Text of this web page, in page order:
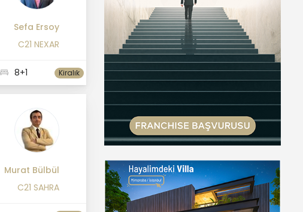
Sefa Ersoy
C21 NEXAR
8+1 Kiralık
Murat Bülbül
C21 SAHRA